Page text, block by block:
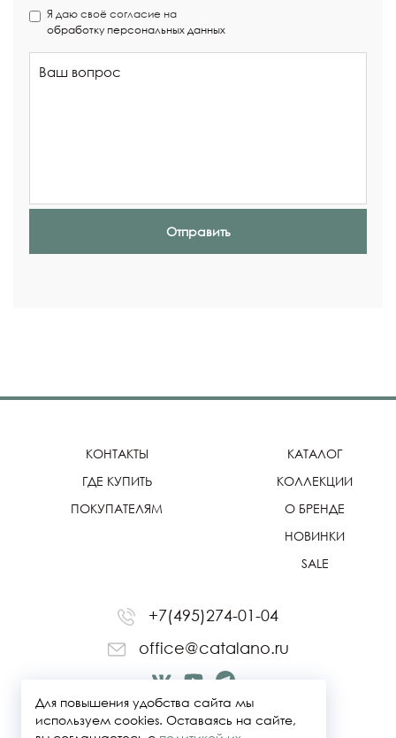
Я даю своё согласие на
обработку персональных данных
Отправить
КОНТАКТЫ
ГДЕ КУПИТЬ
ПОКУПАТЕЛЯМ
КАТАЛОГ
КОЛЛЕКЦИИ
О БРЕНДЕ
НОВИНКИ
SALE
+7(495)274-01-04
office@catalano.ru
Для повышения удобства сайта мы
используем cookies. Оставаясь на сайте,